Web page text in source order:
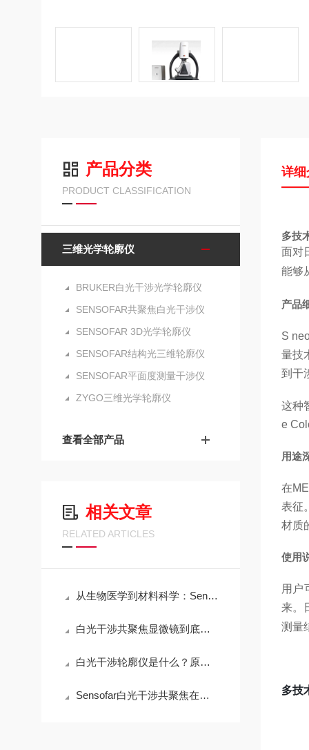
产品分类
PRODUCT CLASSIFICATION
三维光学轮廓仪
BRUKER白光干涉光学轮廓仪
SENSOFAR共聚焦白光干涉仪
SENSOFAR 3D光学轮廓仪
SENSOFAR结构光三维轮廓仪
SENSOFAR平面度测量干涉仪
ZYGO三维光学轮廓仪
查看全部产品
相关文章
RELATED ARTICLES
从生物医学到材料科学：Sensofar三维共聚焦白光干涉仪的跨领域应用传奇
白光干涉共聚焦显微镜到底贵在哪？拆开看完你就懂了
白光干涉轮廓仪是什么？原理、用途与选购指南
Sensofar白光干涉共聚焦在半导体晶圆表面粗糙度检测中的应用与行业标准对标
详细
多技
面对
能够
产品
S
量技
到干
这种
e
用途
在
表征
材质
使用
用户
来。
测量
多技